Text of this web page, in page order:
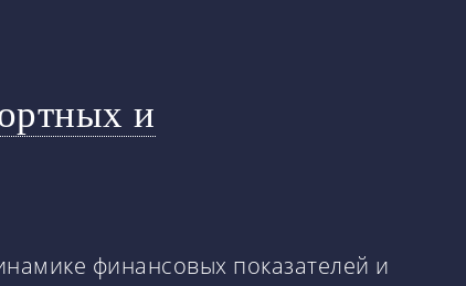
и
финансовых показателей и